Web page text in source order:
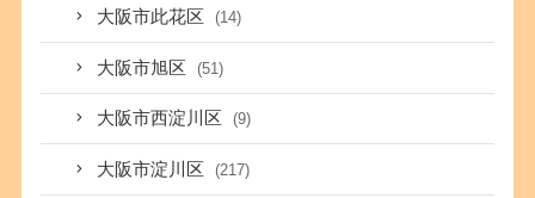
大阪市此花区 (14)
大阪市旭区 (51)
大阪市西淀川区 (9)
大阪市淀川区 (217)